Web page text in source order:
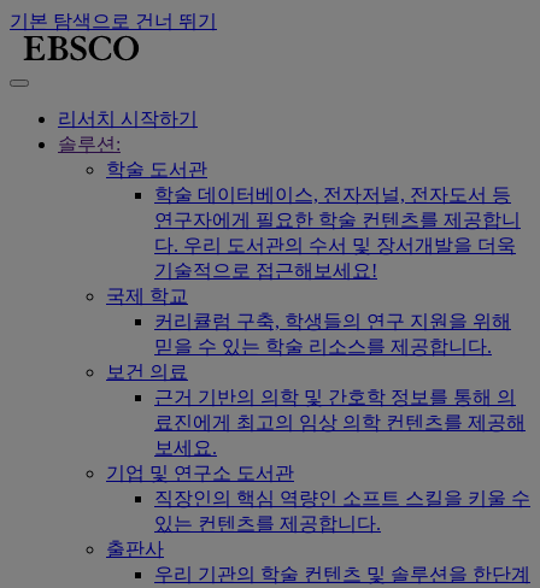
기본 탐색으로 건너 뛰기
리서치 시작하기
솔루션:
학술 도서관
학술 데이터베이스, 전자저널, 전자도서 등
연구자에게 필요한 학술 컨텐츠를 제공합니
다. 우리 도서관의 수서 및 장서개발을 더욱
기술적으로 접근해보세요!
국제 학교
커리큘럼 구축, 학생들의 연구 지원을 위해
믿을 수 있는 학술 리소스를 제공합니다.
보건 의료
근거 기반의 의학 및 간호학 정보를 통해 의
료진에게 최고의 임상 의학 컨텐츠를 제공해
보세요.
기업 및 연구소 도서관
직장인의 핵심 역량인 소프트 스킬을 키울 수
있는 컨텐츠를 제공합니다.
출판사
우리 기관의 학술 컨텐츠 및 솔루션을 한단계